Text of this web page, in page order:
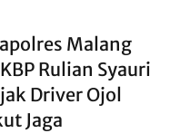
Malang
Rulian Syauri
Driver Ojol
Jaga